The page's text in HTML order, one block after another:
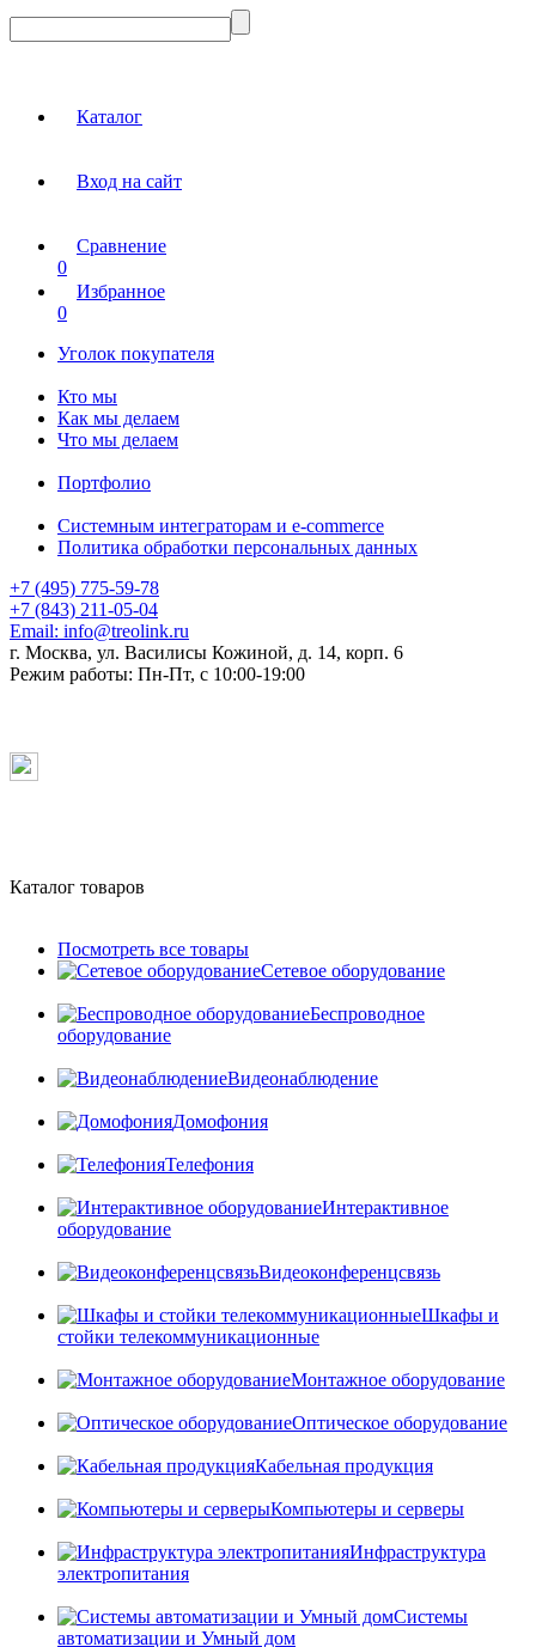
Каталог
Вход на сайт
Сравнение
0
Избранное
0
Уголок покупателя
Кто мы
Как мы делаем
Что мы делаем
Портфолио
Системным интеграторам и e-commerce
Политика обработки персональных данных
+7 (495) 775-59-78
+7 (843) 211-05-04
Email: info@treolink.ru
г. Москва, ул. Василисы Кожиной, д. 14, корп. 6
Режим работы: Пн-Пт, с 10:00-19:00
Каталог товаров
Посмотреть все товары
Сетевое оборудование
Беспроводное
оборудование
Видеонаблюдение
Домофония
Телефония
Интерактивное
оборудование
Видеоконференцсвязь
Шкафы и
стойки телекоммуникационные
Монтажное оборудование
Оптическое оборудование
Кабельная продукция
Компьютеры и серверы
Инфраструктура
электропитания
Системы
автоматизации и Умный дом